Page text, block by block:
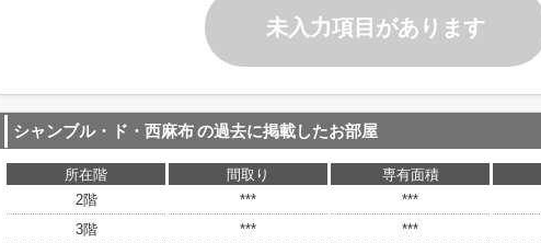
未入力項目があります
シャンブル・ド・西麻布の過去に掲載したお部屋
所在階 間取り 専有面積
2階
*** ***
3階
*** ***